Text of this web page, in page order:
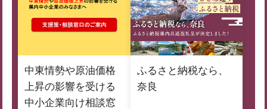
中東情勢や原油価格
上昇の影響を受ける
中小企業向け相談窓
ふるさと納税なら、
奈良